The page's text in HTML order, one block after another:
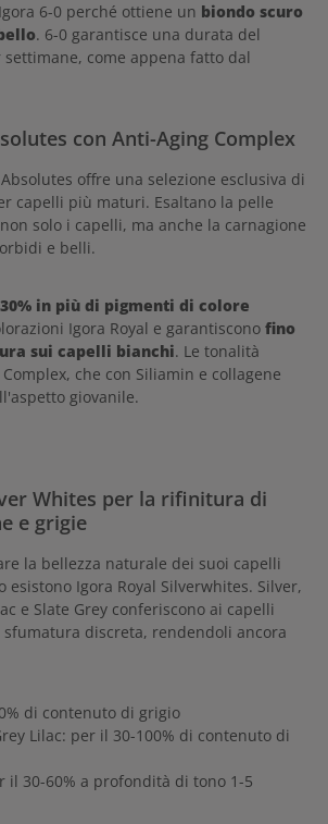
6-0 perché ottiene un biondo scuro
. 6-0 garantisce una durata del
come appena fatto dal
con Anti-Aging Complex
offre una selezione esclusiva di
capelli più maturi. Esaltano la pelle
solo i capelli, ma anche la carnagione
e belli.
30% in più di pigmenti di colore
Igora Royal e garantiscono fino
sui capelli bianchi. Le tonalità
che con Siliamin e collagene
giovanile.
Whites per la rifinitura di
e grigie
la bellezza naturale dei suoi capelli
esistono Igora Royal Silverwhites. Silver,
e Slate Grey conferiscono ai capelli
discreta, rendendoli ancora
di contenuto di grigio
Lilac: per il 30-100% di contenuto di
il 30-60% a profondità di tono 1-5